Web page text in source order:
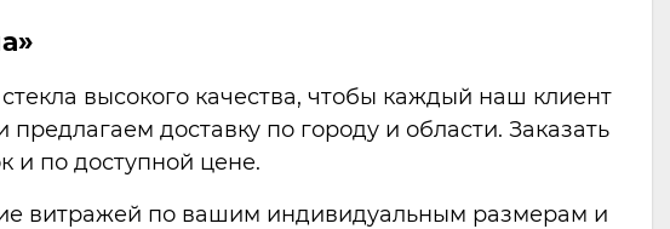
высокого качества, чтобы каждый наш клиент
доставку по городу и области. Заказать
и по доступной цене.
витражей по вашим индивидуальным размерам и